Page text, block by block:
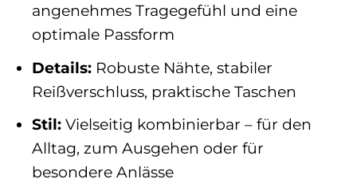
angenehmes Tragegefühl und eine
optimale Passform
Details:Robuste Nähte, stabiler
Reißverschluss, praktische Taschen
Stil:Vielseitig kombinierbar – für den
Alltag, zum Ausgehen oder für
besondere Anlässe